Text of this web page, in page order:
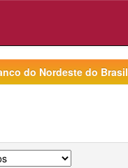
do Nordeste do Brasil